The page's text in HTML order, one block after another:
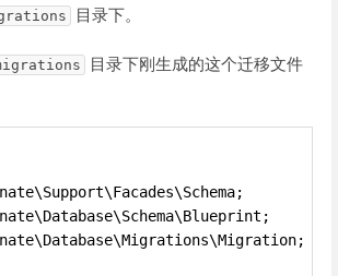
目录下。
目录下刚生成的这个迁移文件